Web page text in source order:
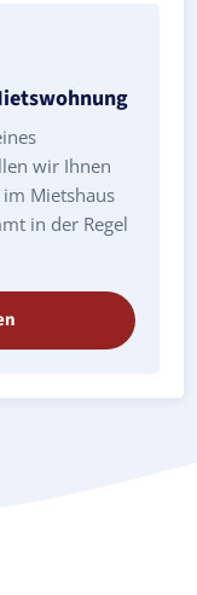
wir Ihnen
Mietshaus
in der Regel